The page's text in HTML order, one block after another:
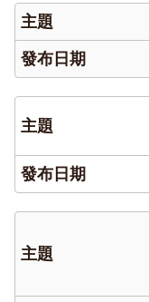
隱
私
權
告